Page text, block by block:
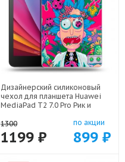
Дизайнерский силиконовый
чехол для планшета Huawei
MediaPad T2 7.0 Pro Рик и
22316
1300
1199 ₽
по акции
899 ₽